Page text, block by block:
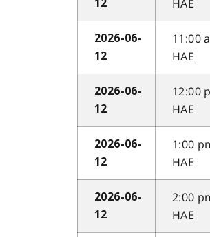
12
HAE
2026-06-
12
11:00
HAE
2026-06-
12
12:00
HAE
2026-06-
12
1:00
HAE
2026-06-
12
2:00
HAE